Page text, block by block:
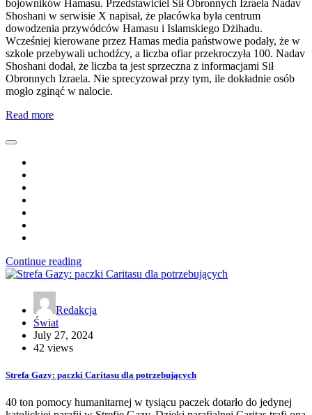
bojowników Hamasu. Przedstawiciel Sił Obronnych Izraela Nadav
Shoshani w serwisie X napisał, że placówka była centrum
dowodzenia przywódców Hamasu i Islamskiego Dżihadu.
Wcześniej kierowane przez Hamas media państwowe podały, że w
szkole przebywali uchodźcy, a liczba ofiar przekroczyła 100. Nadav
Shoshani dodał, że liczba ta jest sprzeczna z informacjami Sił
Obronnych Izraela. Nie sprecyzował przy tym, ile dokładnie osób
mogło zginąć w nalocie.
Read more
Continue reading
Redakcja
Świat
July 27, 2024
42 views
Strefa Gazy: paczki Caritasu dla potrzebujących
40 ton pomocy humanitarnej w tysiącu paczek dotarło do jedynej